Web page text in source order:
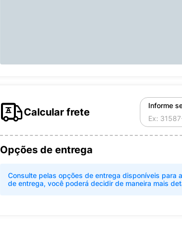
Calcular frete
Informe
Opções de entrega
Consulte pelas opções de entrega disponíveis para
de entrega, você poderá decidir de maneira mais